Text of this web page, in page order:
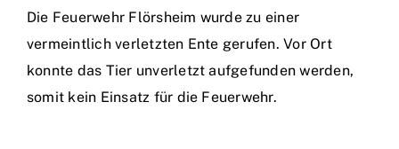
Die Feuerwehr Flörsheim wurde zu einer
vermeintlich verletzten Ente gerufen. Vor Ort
konnte das Tier unverletzt aufgefunden werden,
somit kein Einsatz für die Feuerwehr.